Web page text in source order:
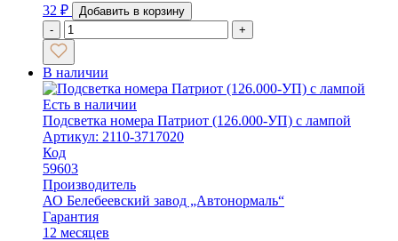
32 ₽
Добавить в корзину
-
+
В наличии
Есть в наличии
Подсветка номера Патриот (126.000-УП) с лампой
Артикул: 2110-3717020
Код
59603
Производитель
АО Белебеевский завод „Автонормаль“
Гарантия
12 месяцев